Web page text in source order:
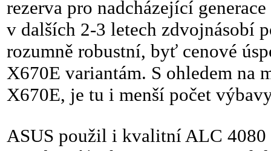
rezerva pro nadcházející
v dalších 2-3 letech zdvojnásobí
rozumně robustní, byť cenové
X670E variantám. S ohledem na
X670E, je tu i menší počet
ASUS použil i kvalitní ALC 4080